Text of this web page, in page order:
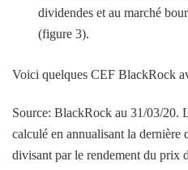
dividendes et au marché
(figure 3).
Voici quelques CEF BlackRock
Source: BlackRock au 31/03/20.
calculé en annualisant la dernière
divisant par le rendement du prix